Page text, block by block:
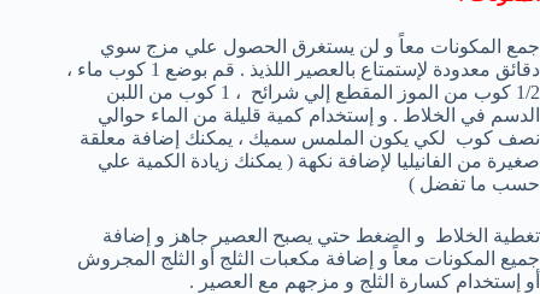
جمع المكونات معاً و لن يستغرق الحصول علي مزج سوي
دقائق معدودة لإستمتاع بالعصير اللذيذ . قم بوضع 1 كوب ماء ،
1/2 كوب من الموز المقطع إلي شرائح ، 1 كوب من اللبن
الدسم في الخلاط . و إستخدام كمية قليلة من الماء حوالي
نصف كوب لكي يكون الملمس سميك ، يمكنك إضافة معلقة
صغيرة من الفانيليا لإضافة نكهة ( يمكنك زيادة الكمية علي
حسب ما تفضل )
تغطية الخلاط و الضغط حتي يصبح العصير جاهز و إضافة
جميع المكونات معاً و إضافة مكعبات الثلج أو الثلج المجروش
أو إستخدام كسارة الثلج و مزجهم مع العصير .